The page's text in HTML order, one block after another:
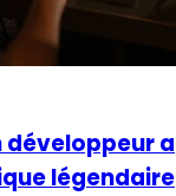
développeur a
légendaire